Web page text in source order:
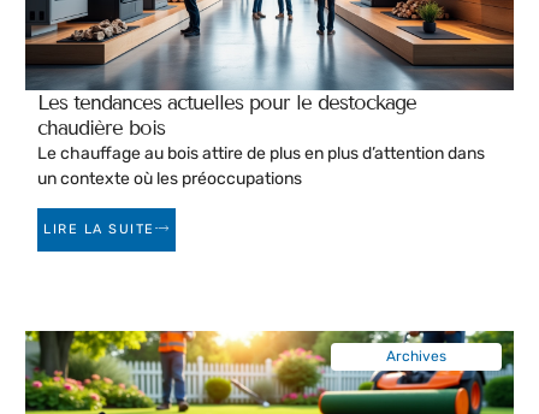
Les tendances actuelles pour le destockage
chaudière bois
Le chauffage au bois attire de plus en plus d’attention dans
un contexte où les préoccupations
LIRE LA SUITE
Archives